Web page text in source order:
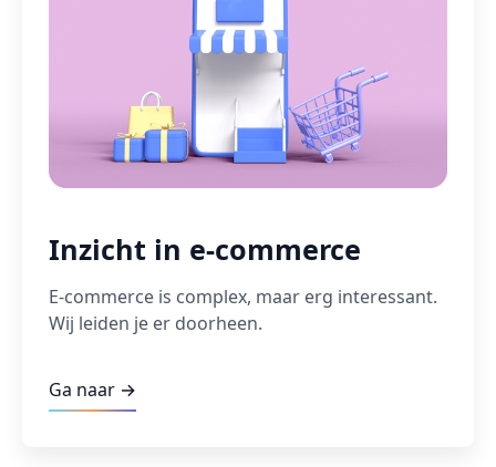
Inzicht in e-commerce
E-commerce is complex, maar erg interessant.
Wij leiden je er doorheen.
Ga naar →